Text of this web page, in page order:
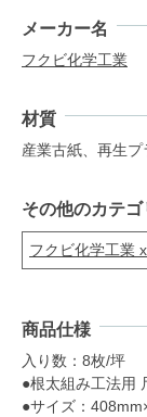
メーカー名
フクビ化学工業
材質
産業古紙、再生
その他のカテゴ
フクビ化学工業
商品仕様
入り数：8枚/坪
●根太組み工法用
●サイズ：